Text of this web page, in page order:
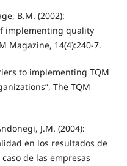
B.M. (2002):
implementing quality
Magazine, 14(4):240-7.
to implementing TQM
The TQM
J.M. (2004):
en los resultados de
de las empresas